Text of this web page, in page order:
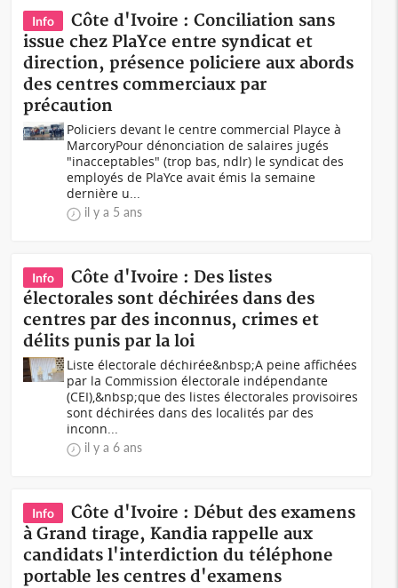
Info
Côte d'Ivoire : Conciliation sans
issue chez PlaYce entre syndicat et
direction, présence policiere aux abords
des centres commerciaux par
précaution
Policiers devant le centre commercial Playce à
MarcoryPour dénonciation de salaires jugés
"inacceptables" (trop bas, ndlr) le syndicat des
employés de PlaYce avait émis la semaine
dernière u...
il y a 5 ans
Info
Côte d'Ivoire : Des listes
électorales sont déchirées dans des
centres par des inconnus, crimes et
délits punis par la loi
Liste électorale déchirée&nbsp;A peine affichées
par la Commission électorale indépendante
(CEI),&nbsp;que des listes électorales provisoires
sont déchirées dans des localités par des
inconn...
il y a 6 ans
Info
Côte d'Ivoire : Début des examens
à Grand tirage, Kandia rappelle aux
candidats l'interdiction du téléphone
portable les centres d'examens